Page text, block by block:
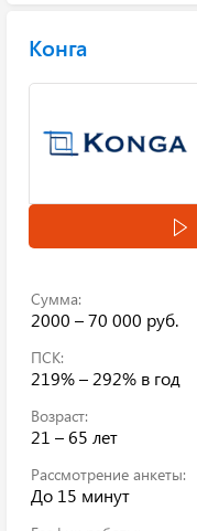
Конга
Сумма:
2000 – 70 000 руб.
ПСК:
219% – 292% в год
Возраст:
21 – 65 лет
Рассмотрение анкеты:
До 15 минут